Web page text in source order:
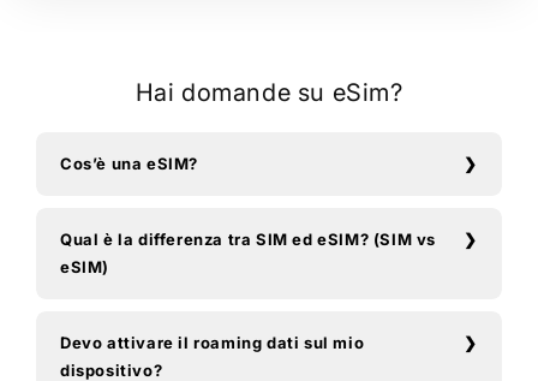
Hai domande su eSim?
Cos’è una eSIM?
Qual è la differenza tra SIM ed eSIM? (SIM vs
eSIM)
Devo attivare il roaming dati sul mio
dispositivo?